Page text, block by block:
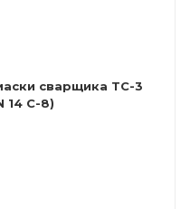
сварщика ТС-3
14 С-8)